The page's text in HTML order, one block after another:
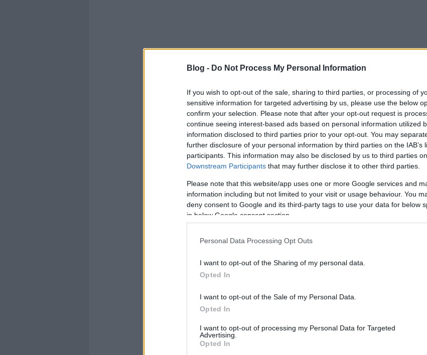
Blog - Do Not Process My Personal Information
If you wish to opt-out of the sale, sharing to third parties, or processing of
sensitive information for targeted advertising by us, please use the below
confirm your selection. Please note that after your opt-out request is
continue seeing interest-based ads based on personal information utilized
information disclosed to third parties prior to your opt-out. You may
further disclosure of your personal information by third parties on the IAB’s
participants. This information may also be disclosed by us to third parties
Downstream Participants that may further disclose it to other third parties.
Please note that this website/app uses one or more Google services and
information including but not limited to your visit or usage behaviour. You
deny consent to Google and its third-party tags to use your data for below
in below Google consent section.
Personal Data Processing Opt Outs
I want to opt-out of the Sharing of my personal data.
Opted In
I want to opt-out of the Sale of my Personal Data.
Opted In
I want to opt-out of processing my Personal Data for Targeted
Advertising.
Opted In